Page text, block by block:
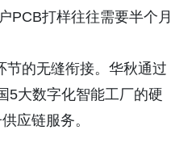
PCB打样往往需要半个月
节的无缝衔接。华秋通过
5大数字化智能工厂的硬
应链服务。